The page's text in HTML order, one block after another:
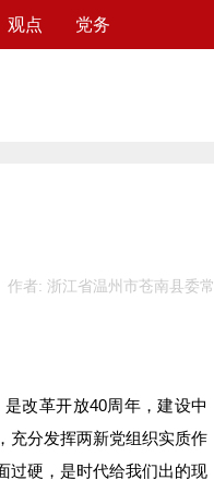
观点 党务
作者: 浙江省温州市苍南县委常
改革开放40周年，建设中
充分发挥两新党组织实质作
过硬，是时代给我们出的现